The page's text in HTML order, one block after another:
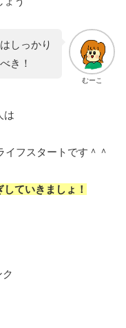
むーこ
しっかり
き！
は
フスタートです＾＾
ていきましょ！